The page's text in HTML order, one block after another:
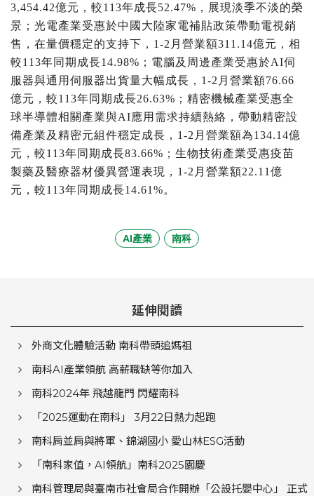
3,454.42億元，較113年成長52.47%，展現淡季不淡的榮
景；光電產業受惠於中國大陸家電補貼政策帶動電視銷
售，在量價穩定的支持下，1-2月營業額311.14億元，相
較113年同期成長14.98%；電腦及周邊產業受惠於AI伺
服器與通用伺服器出貨量大幅成長，1-2月營業額76.66
億元，較113年同期成長26.63%；精密機械產業受惠全
球半導體相關產業與AI應用需求持續熱絡，帶動精密設
備產業及精密元組件穩定成長，1-2月營業額為134.14億
元，較113年同期成長83.66%；生物技術產業受惠疫苗
製藥及醫療器材優異營運表現，1-2月營業額22.11億
元，較113年同期成長14.61%。
AI產業 南科
延伸閱讀
外商文化體驗活動 南科帶頭追媽祖
南科AI產業領航 高薪職缺等你加入
南科2024年 飛越龍門 閃耀南科
「2025運動在南科」 3月22日熱力起跑
南科肩並肩與將軍、錦湖國小 愛山林ESG活動
「南科家值，AI領航」南科2025園慶
南科管理局與臺南市社會局合作開辦「公設托嬰中心」 正式